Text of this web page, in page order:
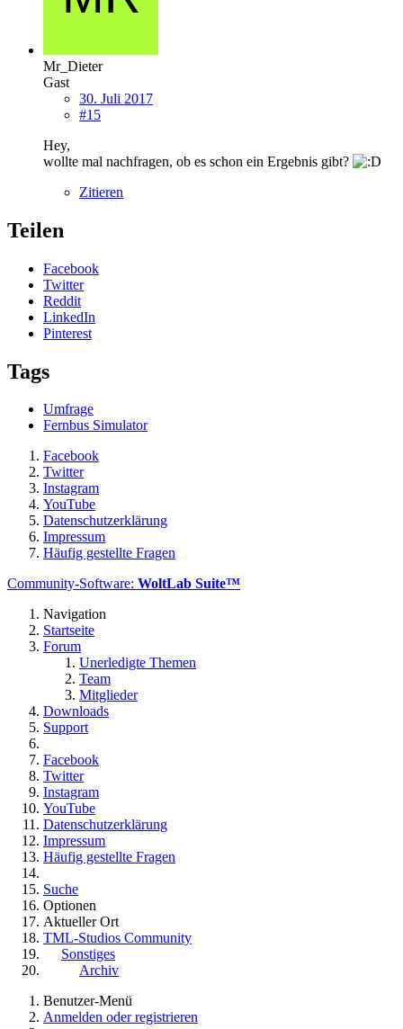
Mr_Dieter
Gast
30. Juli 2017
#15
Hey,
wollte mal nachfragen, ob es schon ein Ergebnis gibt?
Zitieren
Teilen
Facebook
Twitter
Reddit
LinkedIn
Pinterest
Tags
Umfrage
Fernbus Simulator
Facebook
Twitter
Instagram
YouTube
Datenschutzerklärung
Impressum
Häufig gestellte Fragen
Community-Software: WoltLab Suite™
Navigation
Startseite
Forum
Unerledigte Themen
Team
Mitglieder
Downloads
Support
Facebook
Twitter
Instagram
YouTube
Datenschutzerklärung
Impressum
Häufig gestellte Fragen
Suche
Optionen
Aktueller Ort
TML-Studios Community
Sonstiges
Archiv
Benutzer-Menü
Anmelden oder registrieren